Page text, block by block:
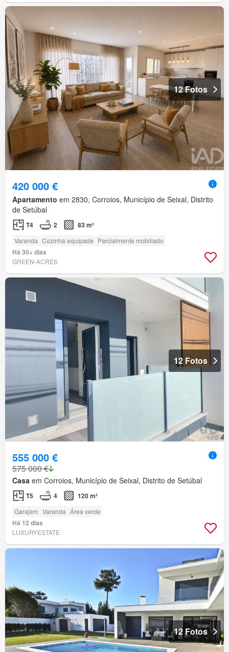
12 Fotos
420 000 €
Apartamento em 2830, Corroios, Município de Seixal, Distrito
de Setúbal
T4 2 83 m²
Varanda Cozinha equipada Parcialmente mobiliado
Há 30+ dias
GREEN-ACRES
12 Fotos
555 000 €
575 000 €
Casa em Corroios, Município de Seixal, Distrito de Setúbal
T5 4 120 m²
Garajem Varanda Área verde
Há 12 dias
LUXURYESTATE
12 Fotos